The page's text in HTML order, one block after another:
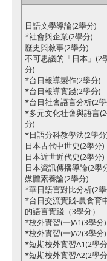
日語文學導論(2學分)
*社會與企業(2學分)
歷史與敘事(2學分)
不可思議的「日本」(2
分)
*台日報導製作(2學分)
*台日報導實踐(2學分)
*台日社會語言分析(2
*多元文化社會與語言
分)
*日語分科教學法(2學
日本古代中世史(2學分)
日本近世近代史(2學分)
日本資訊傳播導論(2學
媒體素養論(2學分)
*華日語言對比分析(2
*台日交流實踐-農食育
的語言實踐（3學分）
*校外實習(一)A1(3學分)
*校外實習(一)A2(3學分)
*短期校外實習A1(2學
*短期校外實習A2(2學